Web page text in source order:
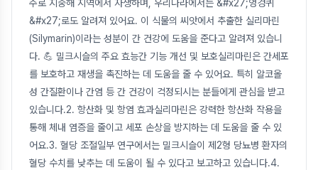
주로 지중해 지역에서 자생하며, 우리나라에서는 &#x27;엉겅퀴
&#x27;로도 알려져 있어요. 이 식물의 씨앗에서 추출한 실리마린
(Silymarin)이라는 성분이 간 건강에 도움을 준다고 알려져 있습니
다. 💪 밀크시슬의 주요 효능간 기능 개선 및 보호실리마린은 간세포
를 보호하고 재생을 촉진하는 데 도움을 줄 수 있어요. 특히 알코올
성 간질환이나 간염 등 간 건강이 걱정되시는 분들에게 관심을 받고
있습니다.2. 항산화 및 항염 효과실리마린은 강력한 항산화 작용을
통해 체내 염증을 줄이고 세포 손상을 방지하는 데 도움을 줄 수 있
어요.3. 혈당 조절일부 연구에서는 밀크시슬이 제2형 당뇨병 환자의
혈당 수치를 낮추는 데 도움이 될 수 있다고 보고하고 있습니다.4.